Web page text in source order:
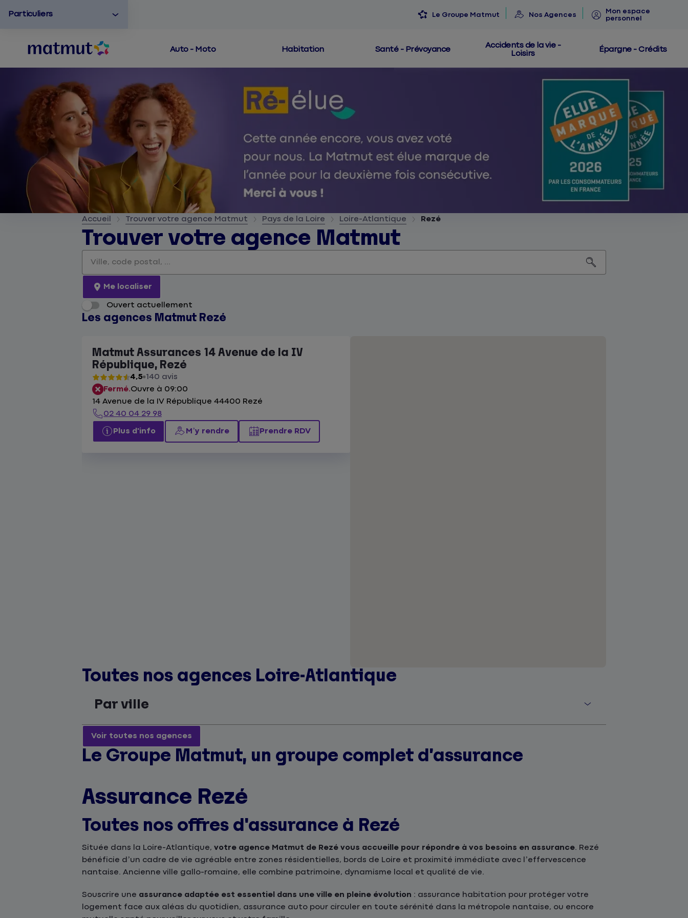
Particuliers Le Groupe Matmut Nos Agences
Mon espace
personnel
Auto - Moto Habitation Santé - Prévoyance
Accidents de la vie -
Loisirs
Épargne - Crédits
Accueil Trouver votre agence Matmut Pays de la Loire Loire-Atlantique Rezé
Trouver votre agence Matmut
Veuillez renseigner une adresse
Me localiser
Ouvert actuellement
Les agences Matmut Rezé
Matmut Assurances 14 Avenue de la IV
République, Rezé
4,5 140 avis
Fermé.Ouvre à 09:00
14 Avenue de la IV République 44400 Rezé
02 40 04 29 98
Plus d'info
M’y rendre Prendre RDV
Toutes nos agences Loire-Atlantique
Par ville
Voir toutes nos agences
Le Groupe Matmut, un groupe complet d’assurance
Assurance Rezé
Toutes nos offres d'assurance à Rezé
Située dans la Loire-Atlantique, votre agence Matmut de Rezé vous accueille pour répondre à vos besoins en assurance. Rezé
bénéficie d’un cadre de vie agréable entre zones résidentielles, bords de Loire et proximité immédiate avec l’effervescence
nantaise. Ancienne ville gallo-romaine, elle combine patrimoine, dynamisme local et qualité de vie.
Souscrire une assurance adaptée est essentiel dans une ville en pleine évolution : assurance habitation pour protéger votre
logement face aux aléas du quotidien, assurance auto pour circuler en toute sérénité dans la métropole nantaise, ou encore